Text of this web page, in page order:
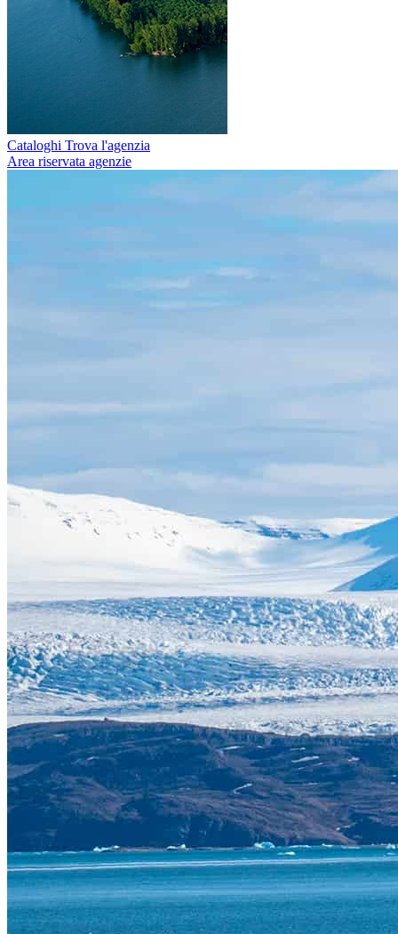
Cataloghi Trova l'agenzia
Area riservata agenzie